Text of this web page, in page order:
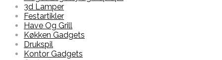
3d Lamper
Festartikler
Have Og Grill
Køkken Gadgets
Drukspil
Kontor Gadgets